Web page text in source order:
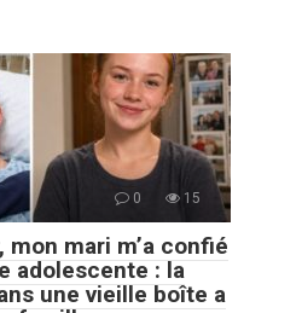
0 15
mon mari m’a confié
adolescente : la
une vieille boîte a